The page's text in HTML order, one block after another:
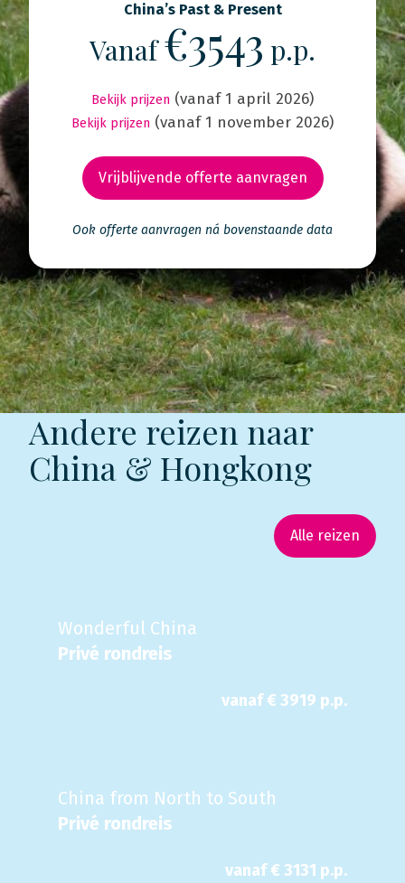
China’s Past & Present
Vanaf€3543 p.p.
Bekijk prijzen (vanaf 1 april 2026)
Bekijk prijzen (vanaf 1 november 2026)
Vrijblijvende offerte aanvragen
Ook offerte aanvragen ná bovenstaande data
Andere reizen naar
China & Hongkong
Alle reizen
Wonderful China
Privé rondreis
vanaf € 3919 p.p.
China from North to South
Privé rondreis
vanaf € 3131 p.p.